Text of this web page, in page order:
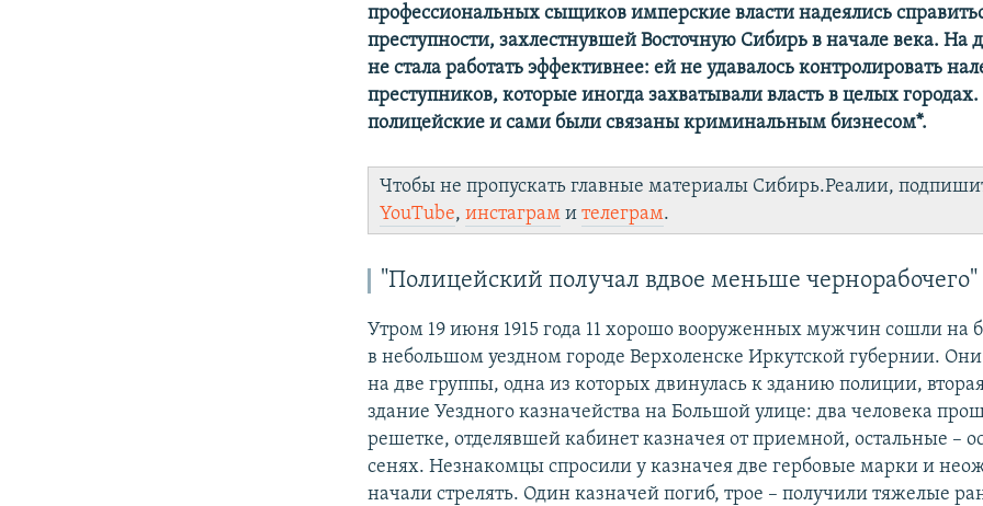
профессиональных сыщиков имперские власти надеялись
преступности, захлестнувшей Восточную Сибирь в начале века. На
не стала работать эффективнее: ей не удавалось контролировать
преступников, которые иногда захватывали власть в целых
полицейские и сами были связаны криминальным бизнесом*.
Чтобы не пропускать главные материалы Сибирь.Реалии,
YouTube,инстаграм ителеграм.
"Полицейский получал вдвое меньше чернорабочего"
Утром 19 июня 1915 года 11 хорошо вооруженных мужчин сошли на
в небольшом уездном городе Верхоленске Иркутской губернии.
на две группы, одна из которых двинулась к зданию полиции,
здание Уездного казначейства на Большой улице: два человека
решетке, отделявшей кабинет казначея от приемной, остальные –
сенях. Незнакомцы спросили у казначея две гербовые марки и
начали стрелять. Один казначей погиб, трое – получили тяжелые